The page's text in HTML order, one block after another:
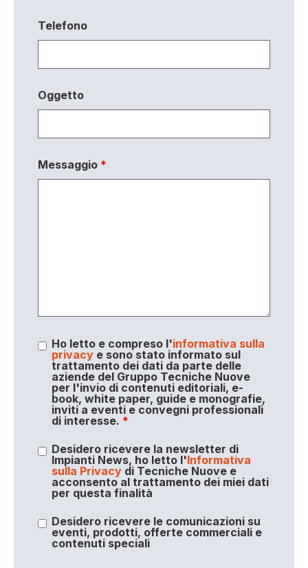
Telefono
Oggetto
Messaggio *
Ho letto e compreso l'informativa sulla
privacye sono stato informato sul
trattamento dei dati da parte delle
aziende del Gruppo Tecniche Nuove
per l'invio di contenuti editoriali, e-
book, white paper, guide e monografie,
inviti a eventi e convegni professionali
di interesse. *
Desidero ricevere la newsletter di
Impianti News, ho letto l'Informativa
sulla Privacydi Tecniche Nuove e
acconsento al trattamento dei miei dati
per questa finalità
Desidero ricevere le comunicazioni su
eventi, prodotti, offerte commerciali e
contenuti speciali